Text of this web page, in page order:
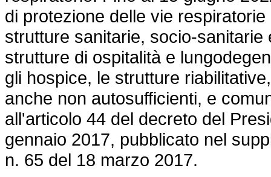
di protezione delle vie
strutture sanitarie, socio-
strutture di ospitalità e
gli hospice, le strutture
anche non autosufficienti, e
all'articolo 44 del decreto del
gennaio 2017, pubblicato nel
n. 65 del 18 marzo 2017.